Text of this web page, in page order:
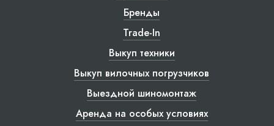
Бренды
Trade-In
Выкуп техники
Выкуп вилочных погрузчиков
Выездной шиномонтаж
Аренда на особых условиях